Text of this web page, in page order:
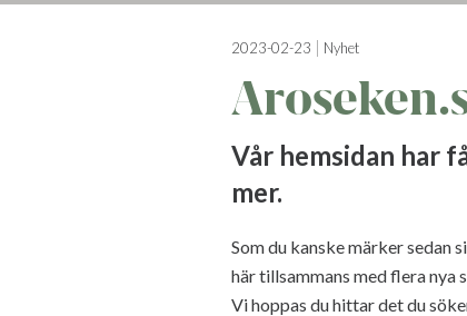
2023-02-23 Nyhet
Vår hemsidan har
mer.
Som du kanske märker sedan
här tillsammans med flera nya
Vi hoppas du hittar det du